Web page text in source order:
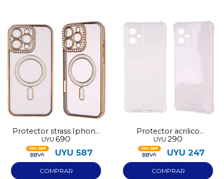
Protector strass Iphone
17 dorado
UYU 690
UYU 587
Protector acrilico
transparente Iphone 17
UYU 290
UYU 247